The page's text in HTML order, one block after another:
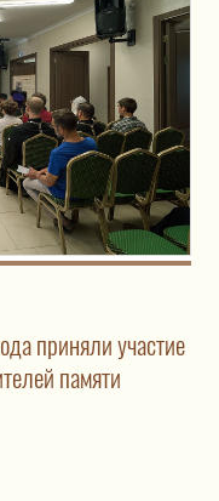
приняли участие
памяти